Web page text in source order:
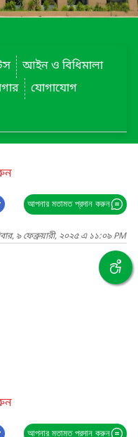
আইন ও বিধিমালা
যোগাযোগ
আপনার মতামত প্রদান করুন
৯ ফেব্রুয়ারী, ২০২৫ এ ১১:০৯ PM
আপনার মতামত প্রদান করুন